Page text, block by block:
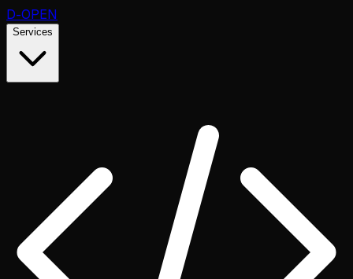
D-OPEN
Services